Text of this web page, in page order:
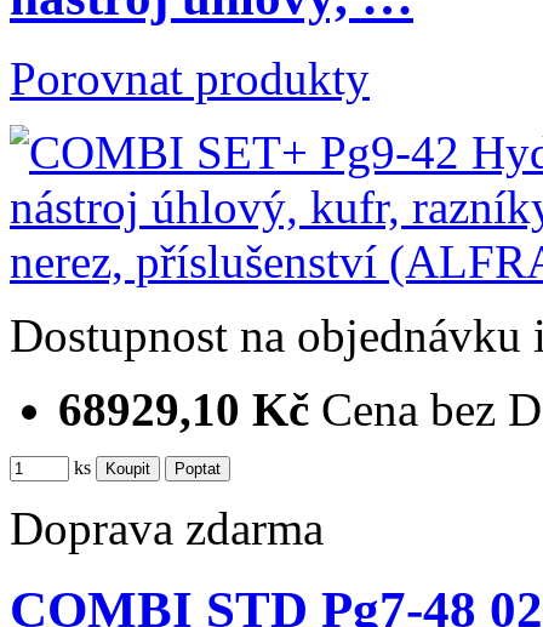
Porovnat produkty
Dostupnost na objednávku
68929,10 Kč Cena bez
ks
Doprava zdarma
COMBI STD Pg7-48